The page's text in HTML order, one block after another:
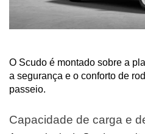
O Scudo é montado sobre a
a segurança e o conforto de
passeio.
Capacidade de carga e